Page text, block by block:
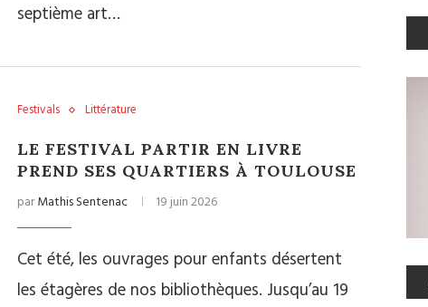
septième art…
Festivals Littérature
LE FESTIVAL PARTIR EN LIVRE
PREND SES QUARTIERS À TOULOUSE
parMathis Sentenac 19 juin 2026
Cet été, les ouvrages pour enfants désertent
les étagères de nos bibliothèques. Jusqu’au 19